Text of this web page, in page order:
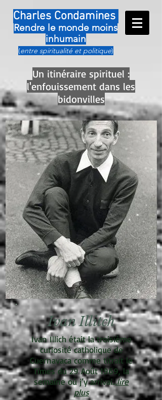
Charles Condamines
Rendre le monde moins
inhumain
(entre spiritualité et politique)
Un itinéraire spirituel :
l'enfouissement dans les
bidonvilles
Ivan Illitch
Ivan Illich était la troisième
curiosité catholique de
Cuernavaca comme titrait le
Times du 29 Août 1969, la
semaine où j’y arrivai...lire
plus